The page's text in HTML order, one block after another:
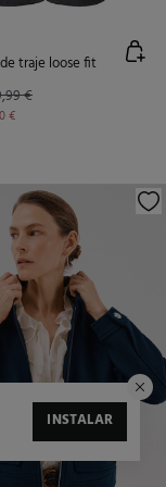
traje loose fit
€
€
INSTALAR